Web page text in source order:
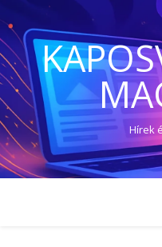
Hírek